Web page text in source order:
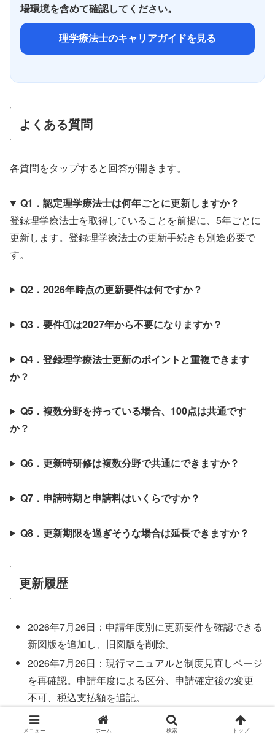
場環境を含めて確認してください。
理学療法士のキャリアガイドを見る
よくある質問
各質問をタップすると回答が開きます。
Q1．認定理学療法士は何年ごとに更新しますか？
登録理学療法士を取得していることを前提に、5年ごとに
更新します。登録理学療法士の更新手続きも別途必要で
す。
Q2．2026年時点の更新要件は何ですか？
Q3．要件①は2027年から不要になりますか？
Q4．登録理学療法士更新のポイントと重複できます
か？
Q5．複数分野を持っている場合、100点は共通です
か？
Q6．更新時研修は複数分野で共通にできますか？
Q7．申請時期と申請料はいくらですか？
Q8．更新期限を過ぎそうな場合は延長できますか？
更新履歴
2026年7月26日：申請年度別に更新要件を確認できる
新図版を追加し、旧図版を削除。
2026年7月26日：現行マニュアルと制度見直しページ
を再確認。申請年度による区分、申請確定後の変更
不可、税込支払額を追記。
2026年7月14日：要件①の対象範囲、延長制度、複数
分野の注意点を追記。
メニュー ホーム 検索 トップ